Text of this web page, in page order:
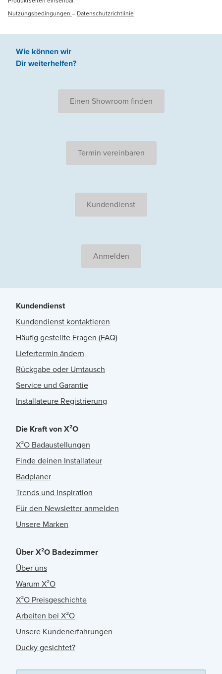
Nutzungsbedingungen – Datenschutzrichtlinie
Wie können wir
Dir weiterhelfen?
Einen Showroom finden
Termin vereinbaren
Kundendienst
Anmelden
Kundendienst
Kundendienst kontaktieren
Häufig gestellte Fragen (FAQ)
Liefertermin ändern
Rückgabe oder Umtausch
Service und Garantie
Installateure Registrierung
Die Kraft von X²O
X²O Badaustellungen
Finde deinen Installateur
Badplaner
Trends und Inspiration
Für den Newsletter anmelden
Unsere Marken
Über X²O Badezimmer
Über uns
Warum X²O
X²O Preisgeschichte
Arbeiten bei X²O
Unsere Kundenerfahrungen
Ducky gesichtet?